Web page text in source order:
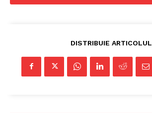
DISTRIBUIE ARTICOLUL